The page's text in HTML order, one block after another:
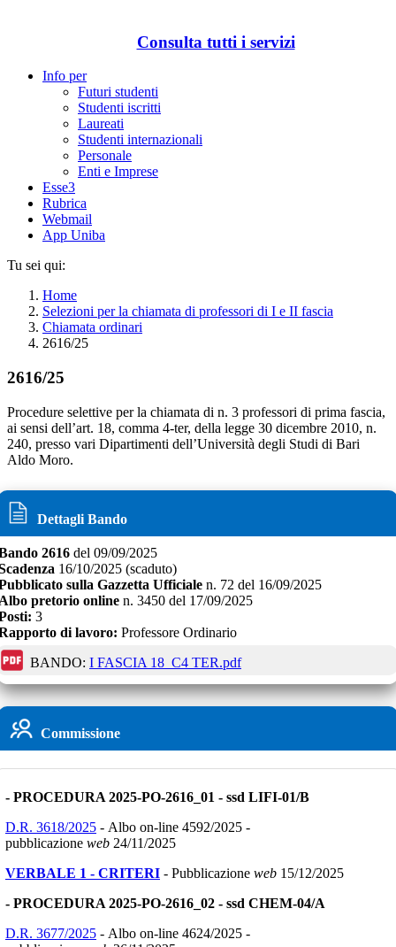
Consulta tutti i servizi
Info per
Futuri studenti
Studenti iscritti
Laureati
Studenti internazionali
Personale
Enti e Imprese
Esse3
Rubrica
Webmail
App Uniba
Tu sei qui:
Home
Selezioni per la chiamata di professori di I e II fascia
Chiamata ordinari
2616/25
2616/25
Procedure selettive per la chiamata di n. 3 professori di prima fascia,
ai sensi dell’art. 18, comma 4-ter, della legge 30 dicembre 2010, n.
240, presso vari Dipartimenti dell’Università degli Studi di Bari
Aldo Moro.
Dettagli Bando
2616 del 09/09/2025
16/10/2025 (scaduto)
sulla Gazzetta Ufficiale n. 72 del 16/09/2025
pretorio online n. 3450 del 17/09/2025
3
di lavoro: Professore Ordinario
BANDO: I FASCIA 18_C4 TER.pdf
Commissione
- PROCEDURA 2025-PO-2616_01 - ssd LIFI-01/B
D.R. 3618/2025 - Albo on-line 4592/2025 -
pubblicazione web 24/11/2025
VERBALE 1 - CRITERI - Pubblicazione web 15/12/2025
- PROCEDURA 2025-PO-2616_02 - ssd CHEM-04/A
D.R. 3677/2025 - Albo on-line 4624/2025 -